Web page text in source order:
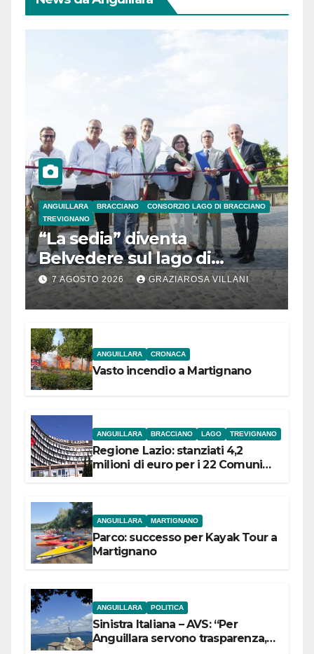
ANGUILLARA BRACCIANO
CONSORZIO LAGO DI BRACCIANO
TREVIGNANO
“La sedia” diventa
Belvedere sul lago di
Bracciano: ieri
l’inaugurazione
7 AGOSTO 2026 GRAZIAROSA VILLANI
ANGUILLARA CRONACA
Vasto incendio a Martignano
ANGUILLARA BRACCIANO LAGO TREVIGNANO
Regione Lazio: stanziati 4,2
milioni di euro per i 22 Comuni
ANGUILLARA MARTIGNANO
Parco: successo per Kayak Tour a
Martignano
ANGUILLARA POLITICA
Sinistra Italiana – AVS: “Per
Anguillara servono trasparenza,